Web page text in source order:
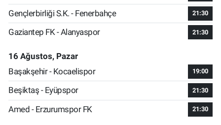
Gençlerbirliği S.K. - Fenerbahçe 21:30
Gaziantep FK - Alanyaspor 21:30
16 Ağustos, Pazar
Başakşehir - Kocaelispor
19:00
Beşiktaş - Eyüpspor 21:30
Amed - Erzurumspor FK 21:30